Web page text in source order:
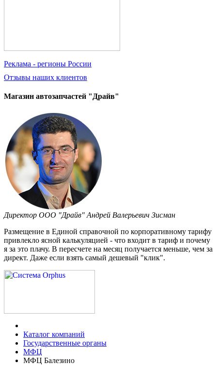
Реклама - регионы России
Отзывы наших клиентов
Магазин автозапчастей "Драйв"
Директор ООО "Драйв" Андрей Валерьевич Зисман
Размещение в Единой справочной по корпоративному тарифу
привлекло ясной калькуляцией - что входит в тариф и почему
я за это плачу. В пересчете на месяц получается меньше, чем за
директ. Даже если взять самый дешевый "клик".
Каталог компаний
Государственные органы
МФЦ
МФЦ Балезино